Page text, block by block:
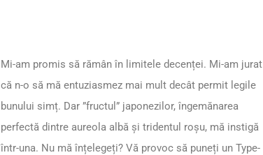
Mi-am promis să rămân în limitele decenței. Mi-am jurat
că n-o să mă entuziasmez mai mult decât permit legile
bunului simț. Dar ”fructul” japonezilor, îngemănarea
perfectă dintre aureola albă și tridentul roșu, mă instigă
într-una. Nu mă înțelegeți? Vă provoc să puneți un Type-